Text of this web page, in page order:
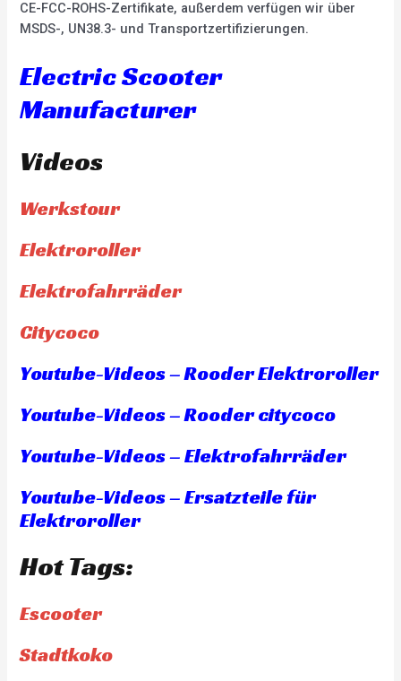
CE-FCC-ROHS-Zertifikate, außerdem verfügen wir über
MSDS-, UN38.3- und Transportzertifizierungen.
Electric Scooter
Manufacturer
Videos
Werkstour
Elektroroller
Elektrofahrräder
Citycoco
Youtube-Videos – Rooder Elektroroller
Youtube-Videos – Rooder citycoco
Youtube-Videos – Elektrofahrräder
Youtube-Videos – Ersatzteile für
Elektroroller
Hot Tags:
Escooter
Stadtkoko